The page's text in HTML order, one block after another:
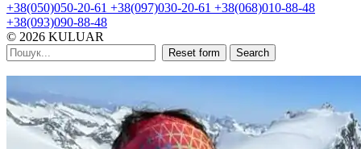
+38(050)050-20-61 +38(097)030-20-61 +38(068)010-88-48
+38(093)090-88-48
© 2026 KULUAR
Reset form Search